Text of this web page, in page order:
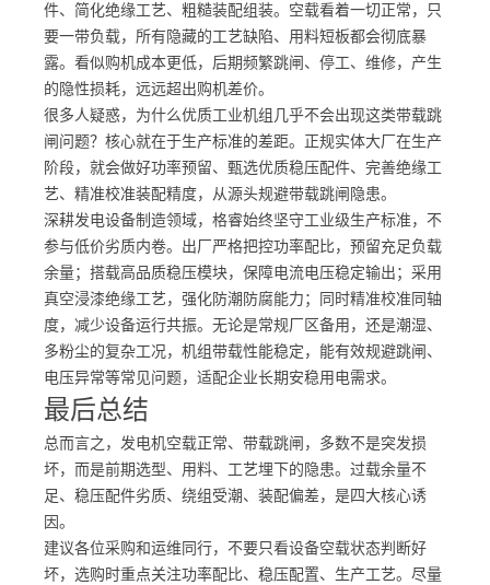
件、简化绝缘工艺、粗糙装配组装。空载看着一切正常，只
要一带负载，所有隐藏的工艺缺陷、用料短板都会彻底暴
露。看似购机成本更低，后期频繁跳闸、停工、维修，产生
的隐性损耗，远远超出购机差价。
很多人疑惑，为什么优质工业机组几乎不会出现这类带载跳
闸问题？核心就在于生产标准的差距。正规实体大厂在生产
阶段，就会做好功率预留、甄选优质稳压配件、完善绝缘工
艺、精准校准装配精度，从源头规避带载跳闸隐患。
深耕发电设备制造领域， 格睿始终坚守工业级生产标准，不
参与低价劣质内卷。出厂严格把控功率配比，预留充足负载
余量；搭载高品质稳压模块，保障电流电压稳定输出；采用
真空浸漆绝缘工艺，强化防潮防腐能力；同时精准校准同轴
度，减少设备运行共振。无论是常规厂区备用，还是潮湿、
多粉尘的复杂工况，机组带载性能稳定，能有效规避跳闸、
电压异常等常见问题，适配企业长期安稳用电需求。
最后总结
总而言之，发电机空载正常、带载跳闸，多数不是突发损
坏，而是前期选型、用料、工艺埋下的隐患。过载余量不
足、稳压配件劣质、绕组受潮、装配偏差，是四大核心诱
因。
建议各位采购和运维同行，不要只看设备空载状态判断好
坏，选购时重点关注功率配比、稳压配置、生产工艺。尽量